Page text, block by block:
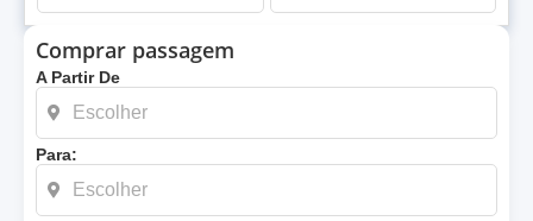
Comprar passagem
A Partir De
Para: